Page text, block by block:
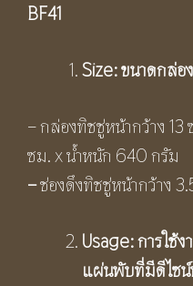
BF41
Size: ขนาดกล่อ
– กล่องทิชชู่หน้ากว้าง 13
ซม. x น้ำหนัก 640 กรัม
–ช่องดึงทิชชู่หน้ากว้าง
Usage:การใช้
แผ่นพับที่มีดีไซน์